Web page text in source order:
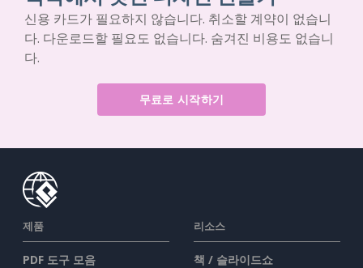
신용 카드가 필요하지 않습니다. 취소할 계약이 없습니
다. 다운로드할 필요도 없습니다. 숨겨진 비용도 없습니
다.
무료로 시작하기
제품
PDF 도구 모음
리소스
책 / 슬라이드쇼